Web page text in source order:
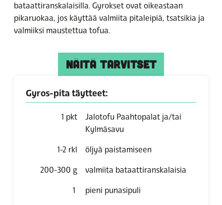
bataattiranskalaisilla. Gyrokset ovat oikeastaan
pikaruokaa, jos käyttää valmiita pitaleipiä, tsatsikia ja
valmiiksi maustettua tofua.
NÄITÄ TARVITSET
Gyros-pita täytteet:
1 pkt
Jalotofu Paahtopalat ja/tai
Kylmäsavu
1-2 rkl öljyä paistamiseen
200-300 g valmiita bataattiranskalaisia
1 pieni punasipuli